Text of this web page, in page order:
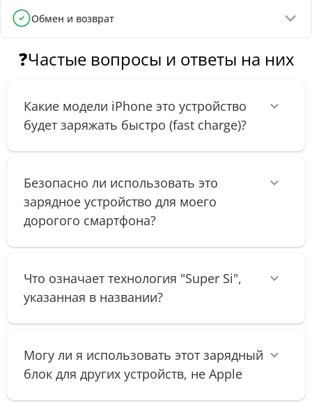
Отделения Новой Почты - от 90 грн
Почтоматы Новой Почты - от 100 грн
Обмен и возврат
момента покупки, в соответствии с Законом Украины «О
защите прав потребителей».
❓Частые вопросы и ответы на них
Какие модели iPhone это устройство
будет заряжать быстро (fast charge)?
Безопасно ли использовать это
зарядное устройство для моего
дорогого смартфона?
Что означает технология "Super Si",
указанная в названии?
Могу ли я использовать этот зарядный
блок для других устройств, не Apple